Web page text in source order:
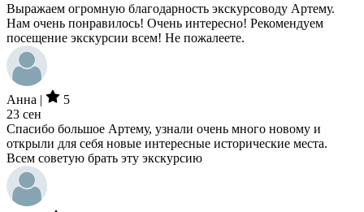
Выражаем огромную благодарность экскурсоводу Артему.
Нам очень понравилось! Очень интересно! Рекомендуем
посещение экскурсии всем! Не пожалеете.
Анна |
5
23 сен
Спасибо большое Артему, узнали очень много новому и
открыли для себя новые интересные исторические места.
Всем советую брать эту экскурсию